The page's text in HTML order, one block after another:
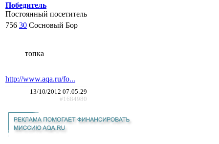
Победитель
Постоянный посетитель
756 30 Сосновый Бор
топка
http://www.aqa.ru/fo...
13/10/2012 07:05:29
#1684980